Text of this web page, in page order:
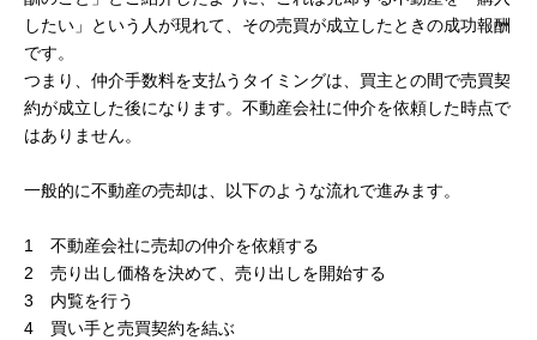
したい」という人が現れて、その売買が成立したときの成功報酬
です。
つまり、仲介手数料を支払うタイミングは、買主との間で売買契
約が成立した後になります。不動産会社に仲介を依頼した時点で
はありません。
一般的に不動産の売却は、以下のような流れで進みます。
1 不動産会社に売却の仲介を依頼する
2 売り出し価格を決めて、売り出しを開始する
3 内覧を行う
4 買い手と売買契約を結ぶ